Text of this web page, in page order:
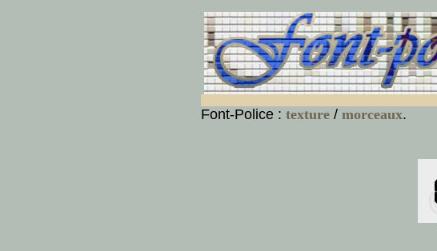
Font-Police : texture/ morceaux.